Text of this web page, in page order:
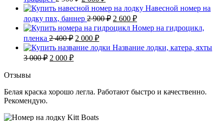
3
300 ₽.
500 ₽.
цена
составляла
2
900 ₽.
цена:
2
000 ₽.
Навесной номер на
лодку пвх, баннер 2 900₽ Первоначальная
цена
составляла
2
900 ₽.
2 600 ₽Текущая
цена:
2
600 ₽.
Номер на гидроцикл,
пленка 2 400₽ Первоначальная
цена
составляла
2 000 ₽Текущая
цена:
2
Название лодки, катера, яхты
3 000₽ Первоначальная
000 ₽.
2 000 ₽Текущая
Отзывы
Белая краска хорошо легла. Работают быстро и качественно.
Рекомендую.